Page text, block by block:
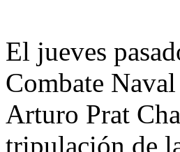
El jueves
Combate
Arturo Prat
tripulación de